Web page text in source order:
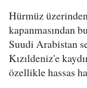
Hürmüz
kapanmasından
Suudi Arabistan
Kızıldeniz'e
özellikle hassas